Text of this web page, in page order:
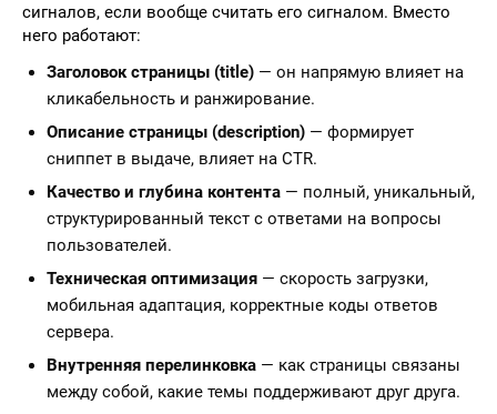
сигналов, если вообще считать его сигналом. Вместо
него работают:
Заголовок страницы (title) — он напрямую влияет на
кликабельность и ранжирование.
Описание страницы (description) — формирует
сниппет в выдаче, влияет на CTR.
Качество и глубина контента — полный, уникальный,
структурированный текст с ответами на вопросы
пользователей.
Техническая оптимизация — скорость загрузки,
мобильная адаптация, корректные коды ответов
сервера.
Внутренняя перелинковка — как страницы связаны
между собой, какие темы поддерживают друг друга.